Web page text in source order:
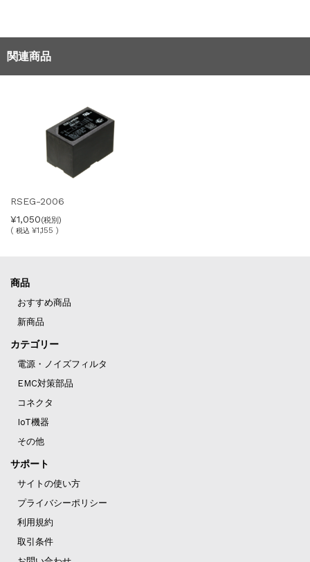
関連商品
RSEG-2006
¥1,050(税別)
( 税込 ¥1,155 )
商品
おすすめ商品
新商品
カテゴリー
電源・ノイズフィルタ
EMC対策部品
コネクタ
IoT機器
その他
サポート
サイトの使い方
プライバシーポリシー
利用規約
取引条件